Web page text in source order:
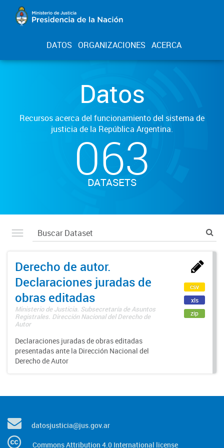
DATOS ORGANIZACIONES ACERCA
Datos
Recursos acerca del funcionamiento del sistema de
justicia de la República Argentina.
063
DATASETS
Derecho de autor.
Declaraciones juradas de
obras editadas
Ministerio de Justicia. Subsecretaría de Asuntos
Registrales. Dirección Nacional del Derecho de
Autor
Declaraciones juradas de obras editadas
presentadas ante la Dirección Nacional del
Derecho de Autor
csv
xls
zip
datosjusticia@jus.gov.ar
Commons Attribution 4.0 International license